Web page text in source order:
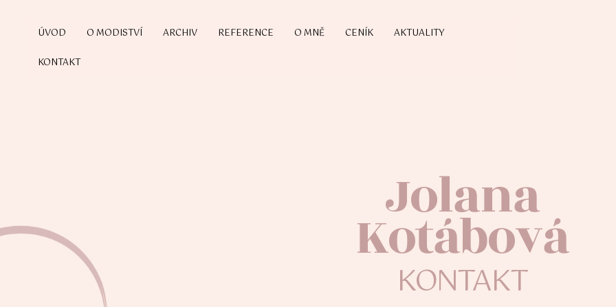
ÚVOD O MODISTVÍ ARCHIV REFERENCE O MNĚ CENÍK AKTUALITY
KONTAKT
Jolana
Kotábová
KONTAKT